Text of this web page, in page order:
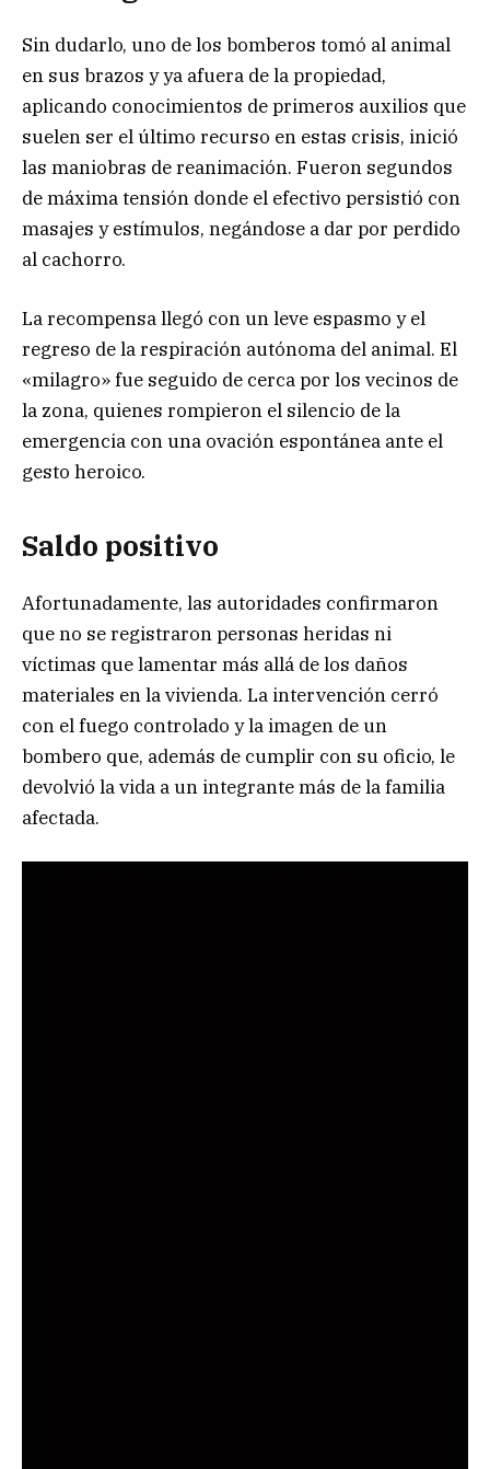
Sin dudarlo, uno de los bomberos tomó al animal
en sus brazos y ya afuera de la propiedad,
aplicando conocimientos de primeros auxilios que
suelen ser el último recurso en estas crisis, inició
las maniobras de reanimación. Fueron segundos
de máxima tensión donde el efectivo persistió con
masajes y estímulos, negándose a dar por perdido
al cachorro.
La recompensa llegó con un leve espasmo y el
regreso de la respiración autónoma del animal. El
«milagro» fue seguido de cerca por los vecinos de
la zona, quienes rompieron el silencio de la
emergencia con una ovación espontánea ante el
gesto heroico.
Saldo positivo
Afortunadamente, las autoridades confirmaron
que no se registraron personas heridas ni
víctimas que lamentar más allá de los daños
materiales en la vivienda. La intervención cerró
con el fuego controlado y la imagen de un
bombero que, además de cumplir con su oficio, le
devolvió la vida a un integrante más de la familia
afectada.